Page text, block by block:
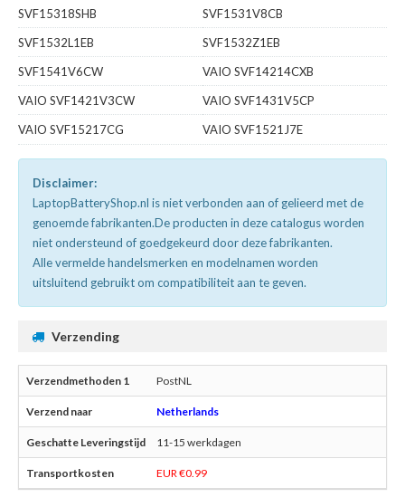
SVF15318SHB
SVF1531V8CB
SVF1532L1EB
SVF1532Z1EB
SVF1541V6CW
VAIO SVF14214CXB
VAIO SVF1421V3CW
VAIO SVF1431V5CP
VAIO SVF15217CG
VAIO SVF1521J7E
Disclaimer:
LaptopBatteryShop.nl is niet verbonden aan of gelieerd met de
genoemde fabrikanten.De producten in deze catalogus worden
niet ondersteund of goedgekeurd door deze fabrikanten.
Alle vermelde handelsmerken en modelnamen worden
uitsluitend gebruikt om compatibiliteit aan te geven.
Verzending
PostNL
Netherlands
11-15 werkdagen
EUR €0.99